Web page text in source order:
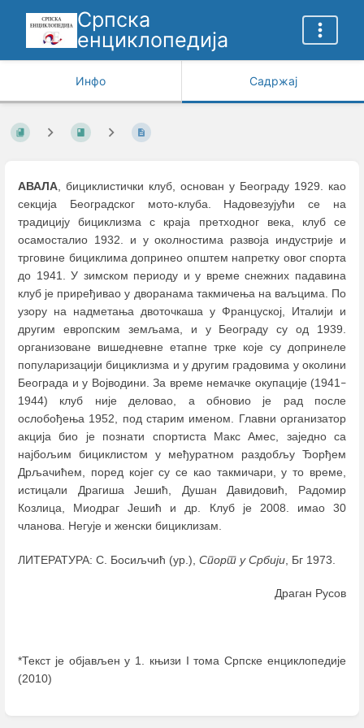
Српска
енциклопедија
Инфо Садржај
АВАЛА, бициклистички клуб, основан у Београду 1929. као
секција Београдског мото-клуба. Надовезујући се на
традицију бициклизма с краја претходног века, клуб се
осамосталио 1932. и у околностима развоја индустрије и
трговине бициклима допринео општем напретку овог спорта
до 1941. У зимском периоду и у време снежних падавина
клуб је приређивао у дворанама такмичења на ваљцима. По
узору на надметања двоточкаша у Француској, Италији и
другим европским земљама, и у Београду су од 1939.
организоване вишедневне етапне трке које су допринеле
популаризацији бициклизма и у другим градовима у околини
Београда и у Војводини. За време немачке окупације (1941–
1944) клуб није деловао, а обновио је рад после
ослобођења 1952, под старим именом. Главни организатор
акција био је познати спортиста Макс Амес, заједно са
најбољим бициклистом у међуратном раздобљу Ђорђем
Дрљачићем, поред којег су се као такмичари, у то време,
истицали Драгиша Јешић, Душан Давидовић, Радомир
Козлица, Миодраг Јешић и др. Клуб је 2008. имао 30
чланова. Негује и женски бициклизам.
ЛИТЕРАТУРА: С. Босиљчић (ур.), Спорт у Србији , Бг 1973.
Драган Русов
*Текст је објављен у 1. књизи I тома Српске енциклопедије
(2010)